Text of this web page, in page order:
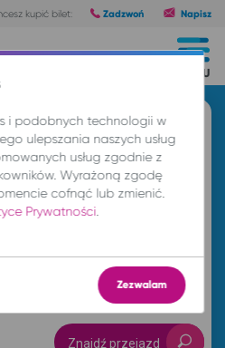
kupić bilet: Zadzwoń Napisz
MENU
Trasy
bilet
-- : --
Znajdź przejazd
i podobnych technologii w
ulepszania naszych usług
usług zgodnie z
Wyrażoną zgodę
cofnąć lub zmienić.
Prywatności
Zezwalam